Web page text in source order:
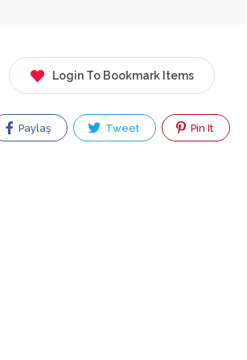
Login To Bookmark Items
Paylaş Tweet Pin It